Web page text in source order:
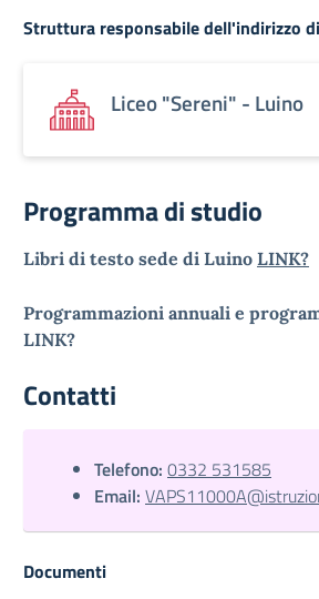
Struttura responsabile dell'indirizzo
Liceo "Sereni" - Luino
Programma di studio
Libri di testo sede di Luino LINK?
Programmazioni annuali e
LINK?
Contatti
Telefono: 0332 531585
Email:
Documenti